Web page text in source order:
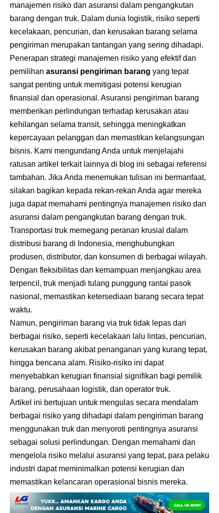
manajemen risiko dan asuransi dalam pengangkutan
barang dengan truk. Dalam dunia logistik, risiko seperti
kecelakaan, pencurian, dan kerusakan barang selama
pengiriman merupakan tantangan yang sering dihadapi.
Penerapan strategi manajemen risiko yang efektif dan
pemilihan asuransi pengiriman barang yang tepat
sangat penting untuk memitigasi potensi kerugian
finansial dan operasional. Asuransi pengiriman barang
memberikan perlindungan terhadap kerusakan atau
kehilangan selama transit, sehingga meningkatkan
kepercayaan pelanggan dan memastikan kelangsungan
bisnis. Kami mengundang Anda untuk menjelajahi
ratusan artikel terkait lainnya di blog ini sebagai referensi
tambahan. Jika Anda menemukan tulisan ini bermanfaat,
silakan bagikan kepada rekan-rekan Anda agar mereka
juga dapat memahami pentingnya manajemen risiko dan
asuransi dalam pengangkutan barang dengan truk.
Transportasi truk memegang peranan krusial dalam
distribusi barang di Indonesia, menghubungkan
produsen, distributor, dan konsumen di berbagai wilayah.
Dengan fleksibilitas dan kemampuan menjangkau area
terpencil, truk menjadi tulang punggung rantai pasok
nasional, memastikan ketersediaan barang secara tepat
waktu.
Namun, pengiriman barang via truk tidak lepas dari
berbagai risiko, seperti kecelakaan lalu lintas, pencurian,
kerusakan barang akibat penanganan yang kurang tepat,
hingga bencana alam. Risiko-risiko ini dapat
menyebabkan kerugian finansial signifikan bagi pemilik
barang, perusahaan logistik, dan operator truk.
Artikel ini bertujuan untuk mengulas secara mendalam
berbagai risiko yang dihadapi dalam pengiriman barang
menggunakan truk dan menyoroti pentingnya asuransi
sebagai solusi perlindungan. Dengan memahami dan
mengelola risiko melalui asuransi yang tepat, para pelaku
industri dapat meminimalkan potensi kerugian dan
memastikan kelancaran operasional bisnis mereka.